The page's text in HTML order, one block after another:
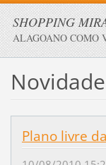
SHOPPING
ALAGOANO COMO
Plano livre